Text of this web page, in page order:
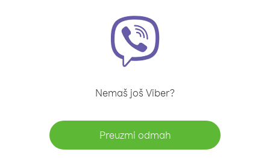
Nemaš još Viber?
Preuzmi odmah